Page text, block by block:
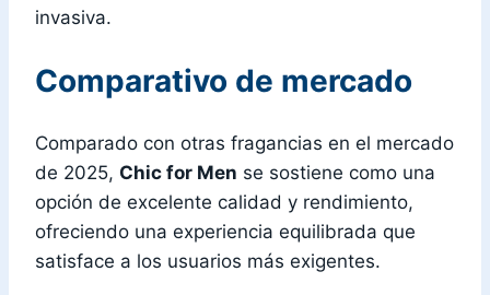
invasiva.
Comparativo de mercado
Comparado con otras fragancias en el mercado
de 2025, Chic for Men se sostiene como una
opción de excelente calidad y rendimiento,
ofreciendo una experiencia equilibrada que
satisface a los usuarios más exigentes.